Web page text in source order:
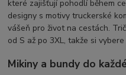
které zajišťují pohodlí během
designy s motivy truckerské
vášeň pro život na cestách.
od S až po 3XL, takže si vybere
Mikiny a bundy do